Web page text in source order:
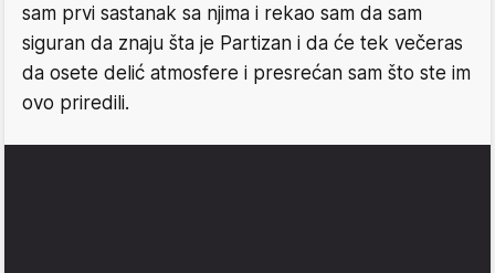
sam prvi sastanak sa njima i rekao sam da sam
siguran da znaju šta je Partizan i da će tek večeras
da osete delić atmosfere i presrećan sam što ste im
ovo priredili.